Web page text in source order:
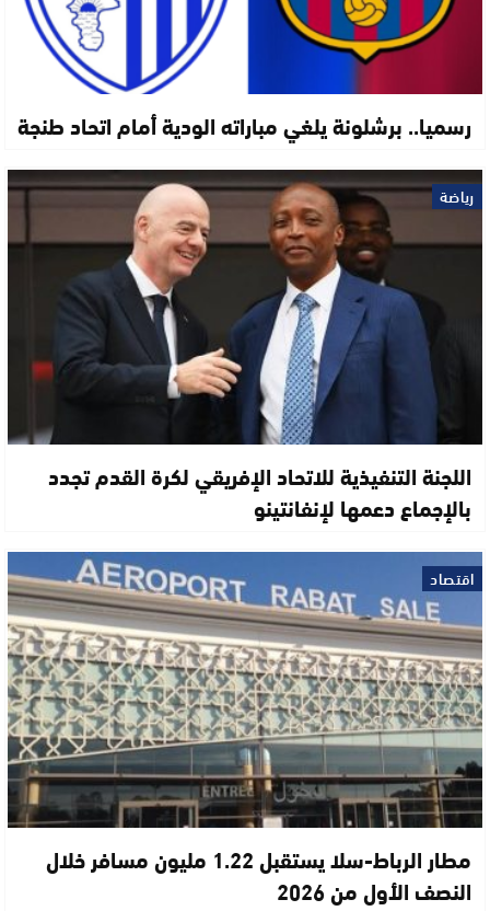
رسميا.. برشلونة يلغي مباراته الودية أمام اتحاد طنجة
رياضة
اللجنة التنفيذية للاتحاد الإفريقي لكرة القدم تجدد
بالإجماع دعمها لإنفانتينو
اقتصاد
مطار الرباط-سلا يستقبل 1.22 مليون مسافر خلال
النصف الأول من 2026